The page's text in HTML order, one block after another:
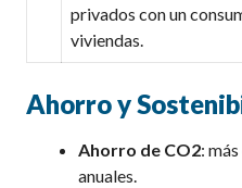
privados con un
viviendas.
Ahorro y
Ahorro de CO2:
anuales.